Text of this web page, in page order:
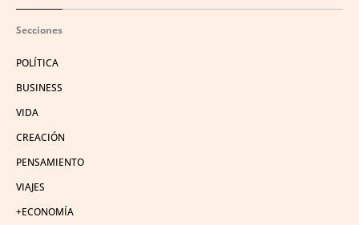
Secciones
POLÍTICA
BUSINESS
VIDA
CREACIÓN
PENSAMIENTO
VIAJES
+ECONOMÍA